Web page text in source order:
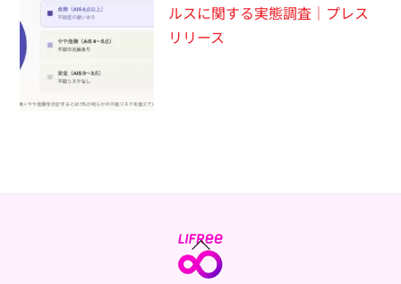
ルスに関する実態調査｜プレス
リリース
Back
To